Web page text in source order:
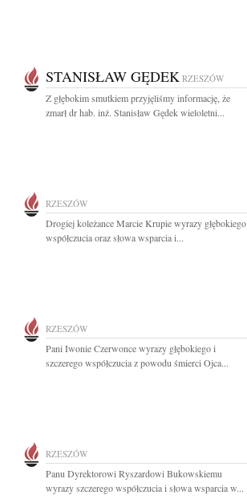
STANISŁAW GĘDEK RZESZÓW
Z głębokim smutkiem przyjęliśmy informację, że
zmarł dr hab. inż. Stanisław Gędek wieloletni...
RZESZÓW
Drogiej koleżance Marcie Krupie wyrazy głębokiego
współczucia oraz słowa wsparcia i...
RZESZÓW
Pani Iwonie Czerwonce wyrazy głębokiego i
szczerego współczucia z powodu śmierci Ojca...
RZESZÓW
Panu Dyrektorowi Ryszardowi Bukowskiemu
wyrazy szczerego współczucia i słowa wsparcia w...